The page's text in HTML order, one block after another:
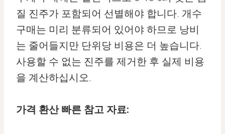
질 진주가 포함되어 선별해야 합니다. 개수
구매는 미리 분류되어 있어야 하므로 낭비
는 줄어들지만 단위당 비용은 더 높습니다.
사용할 수 없는 진주를 제거한 후 실제 비용
을 계산하십시오.
가격 환산 빠른 참고 자료: